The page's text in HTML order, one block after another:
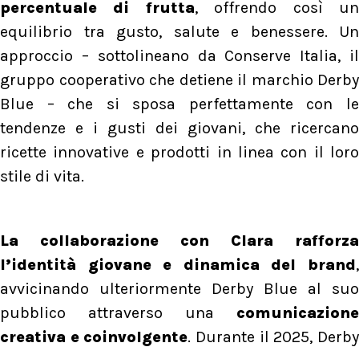
percentuale di frutta, offrendo così un
equilibrio tra gusto, salute e benessere. Un
approccio – sottolineano da Conserve Italia, il
gruppo cooperativo che detiene il marchio Derby
Blue – che si sposa perfettamente con le
tendenze e i gusti dei giovani, che ricercano
ricette innovative e prodotti in linea con il loro
stile di vita.
La collaborazione con Clara rafforza
l’identità giovane e dinamica del brand,
avvicinando ulteriormente Derby Blue al suo
pubblico attraverso una comunicazione
creativa e coinvolgente. Durante il 2025, Derby